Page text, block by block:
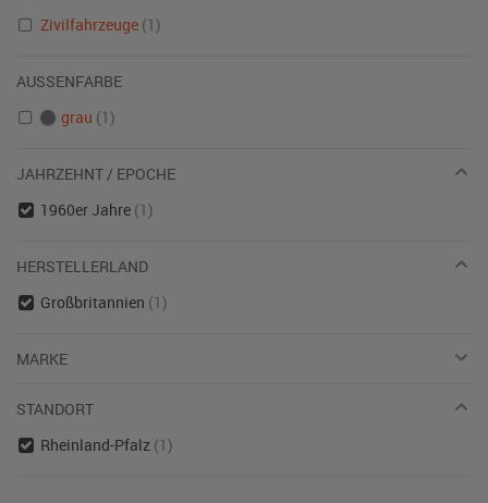
Zivilfahrzeuge (1)
AUSSENFARBE
grau (1)
JAHRZEHNT / EPOCHE
1960er Jahre (1)
HERSTELLERLAND
Großbritannien (1)
MARKE
STANDORT
Rheinland-Pfalz (1)